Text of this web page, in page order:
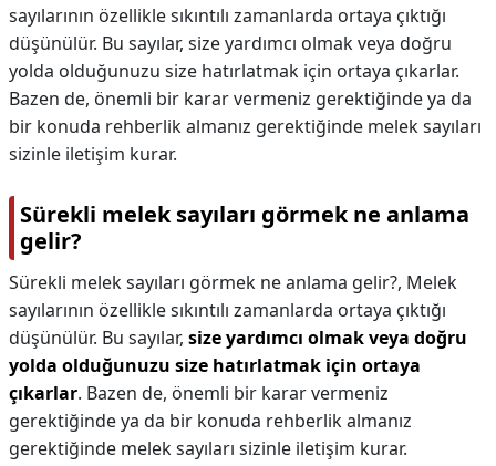
sayılarının özellikle sıkıntılı zamanlarda ortaya çıktığı
düşünülür. Bu sayılar, size yardımcı olmak veya doğru
yolda olduğunuzu size hatırlatmak için ortaya çıkarlar.
Bazen de, önemli bir karar vermeniz gerektiğinde ya da
bir konuda rehberlik almanız gerektiğinde melek sayıları
sizinle iletişim kurar.
Sürekli melek sayıları görmek ne anlama
gelir?
Sürekli melek sayıları görmek ne anlama gelir?, Melek
sayılarının özellikle sıkıntılı zamanlarda ortaya çıktığı
düşünülür. Bu sayılar, size yardımcı olmak veya doğru
yolda olduğunuzu size hatırlatmak için ortaya
çıkarlar. Bazen de, önemli bir karar vermeniz
gerektiğinde ya da bir konuda rehberlik almanız
gerektiğinde melek sayıları sizinle iletişim kurar.